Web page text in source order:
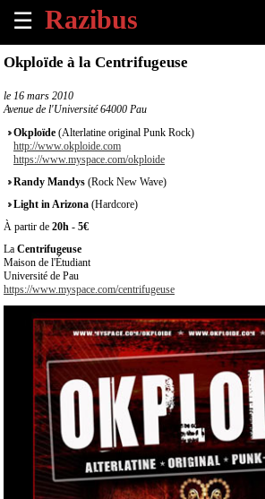
☰
×
Tous
les
évènements
à
venir
un
évènement
propos
Okploïde à la Centrifugeuse
le 16 mars 2010
Avenue de l'Université 64000 Pau
Okploïde (Alterlatine original Punk Rock)
http://www.okploide.com
https://www.myspace.com/okploide
Randy Mandys (Rock New Wave)
Light in Arizona (Hardcore)
À partir de 20h - 5€
La Centrifugeuse
Maison de l'Étudiant
Université de Pau
https://www.myspace.com/centrifugeuse